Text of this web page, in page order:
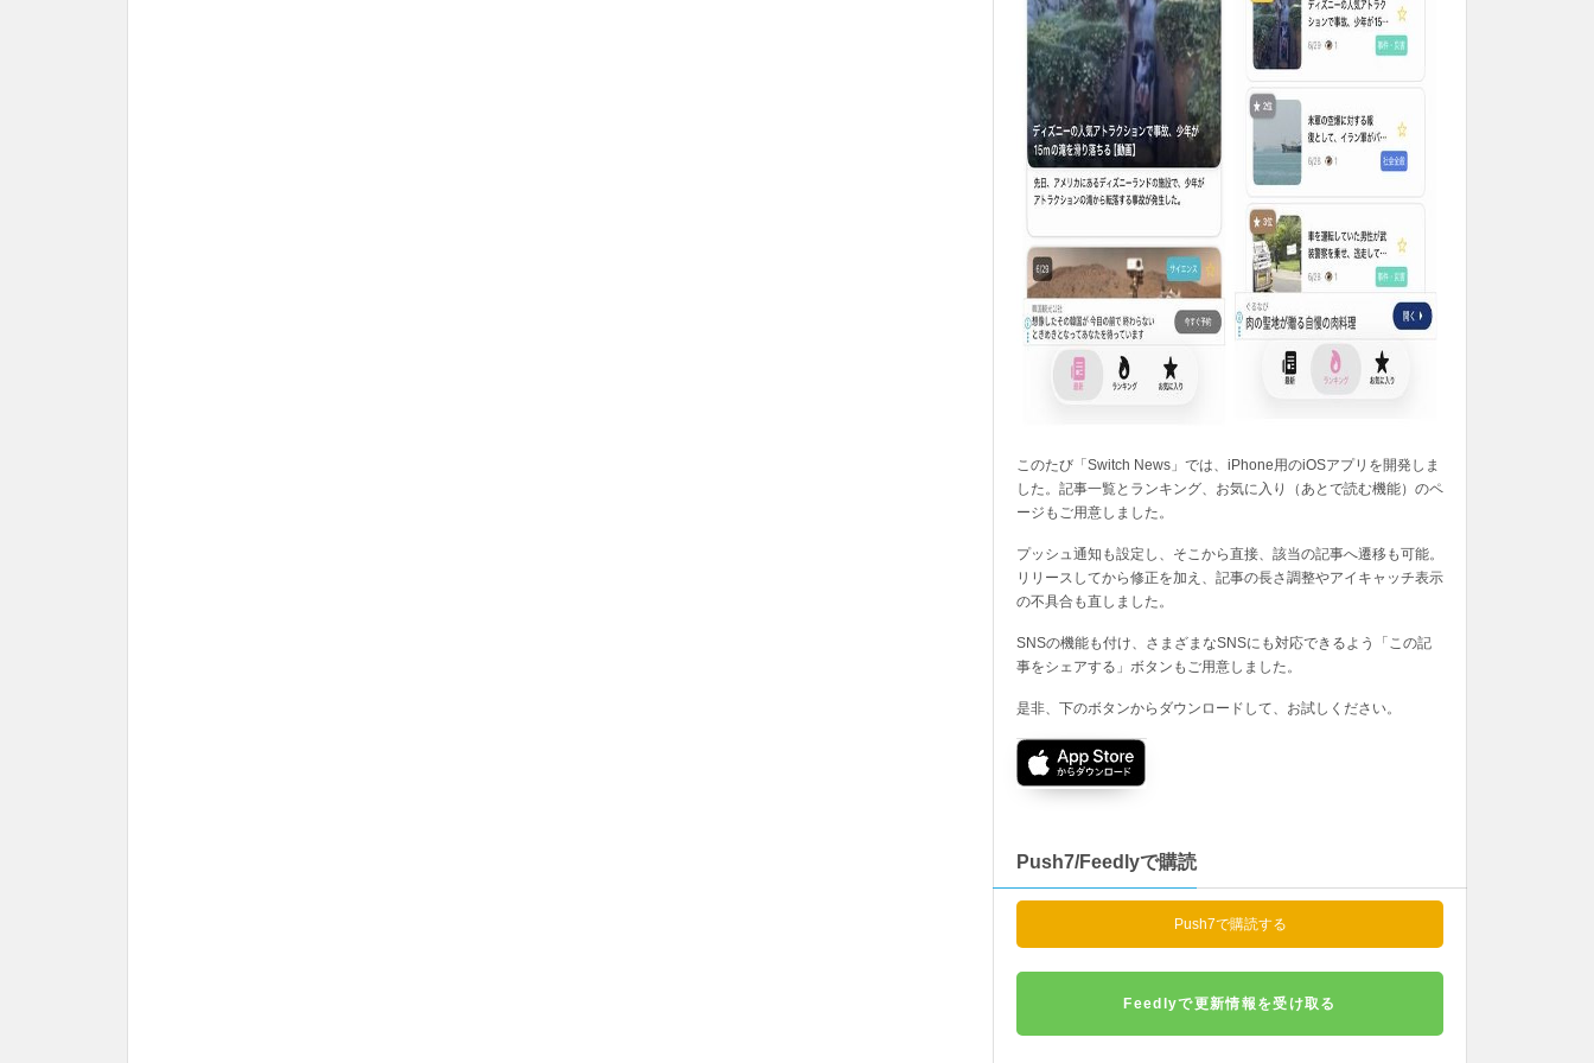
このたび「Switch News」では、iPhone用のiOSアプリを開発しま
した。記事一覧とランキング、お気に入り（あとで読む機能）のペ
ージもご用意しました。
プッシュ通知も設定し、そこから直接、該当の記事へ遷移も可能。
リリースしてから修正を加え、記事の長さ調整やアイキャッチ表示
の不具合も直しました。
SNSの機能も付け、さまざまなSNSにも対応できるよう「この記
事をシェアする」ボタンもご用意しました。
是非、下のボタンからダウンロードして、お試しください。
Push7/Feedlyで購読
Push7で購読する
Feedlyで更新情報を受け取る